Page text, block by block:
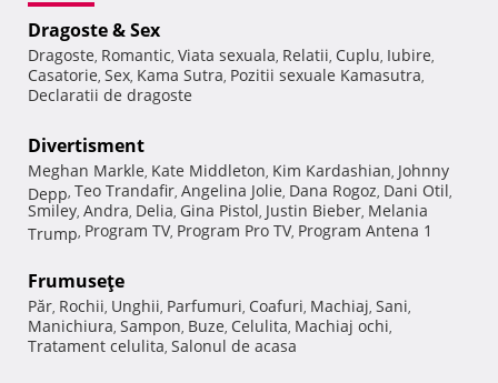
Dragoste & Sex
Dragoste, Romantic, Viata sexuala, Relatii, Cuplu, Iubire,
Casatorie, Sex, Kama Sutra, Pozitii sexuale Kamasutra,
Declaratii de dragoste
Divertisment
Meghan Markle, Kate Middleton, Kim Kardashian, Johnny
Depp, Teo Trandafir, Angelina Jolie, Dana Rogoz, Dani Otil,
Smiley, Andra, Delia, Gina Pistol, Justin Bieber, Melania
Trump, Program TV, Program Pro TV, Program Antena 1
Frumuseţe
Păr, Rochii, Unghii, Parfumuri, Coafuri, Machiaj, Sani,
Manichiura, Sampon, Buze, Celulita, Machiaj ochi,
Tratament celulita, Salonul de acasa